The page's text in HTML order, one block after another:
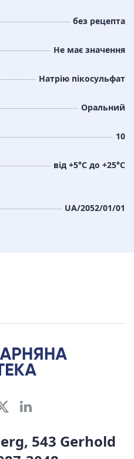
без рецепта
Не має значення
Натрію пікосульфат
Оральний
10
від +5°С до +25°С
UA/2052/01/01
543 Gerhold